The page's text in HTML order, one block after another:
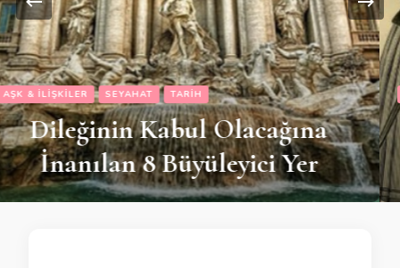
MODA TARIH
Tarihteki En İlginç Moda
Akımları